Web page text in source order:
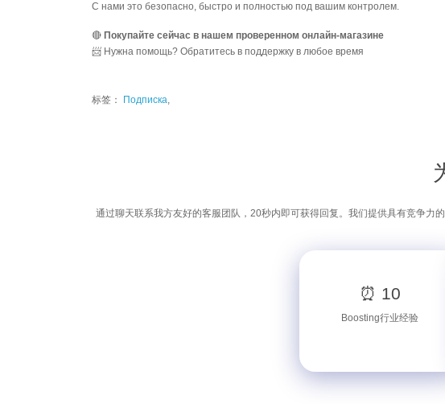
С нами это безопасно, быстро и полностью под вашим контролем.
🔴 Покупайте сейчас в нашем проверенном онлайн-магазине
📨 Нужна помощь? Обратитесь в поддержку в любое время
标签： Подписка,
通过聊天联系我方友好的客服团队，20秒内即可获得回复。我们提供具有竞争力
⏰ 10
Boosting行业经验